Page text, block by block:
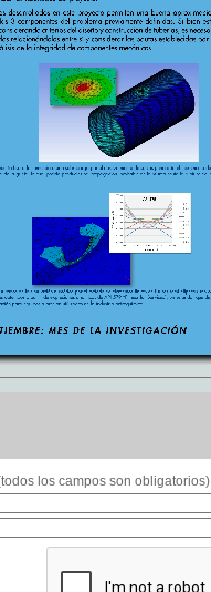
los campos son obligatorios)